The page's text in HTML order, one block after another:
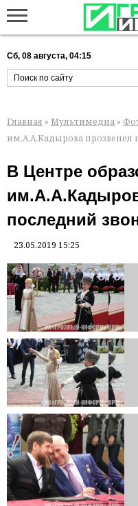
Сб, 08 августа, 04:15
Главная » Мультимедиа »
им.А.А.Кадырова прозвенел
В Центре
последний
23.05.2019 15:25